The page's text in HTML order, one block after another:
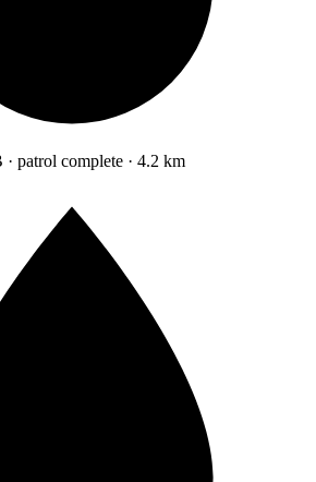
patrol complete · 4.2 km